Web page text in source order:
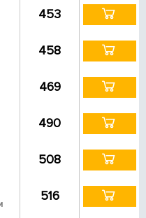
453
458
469
490
508
516